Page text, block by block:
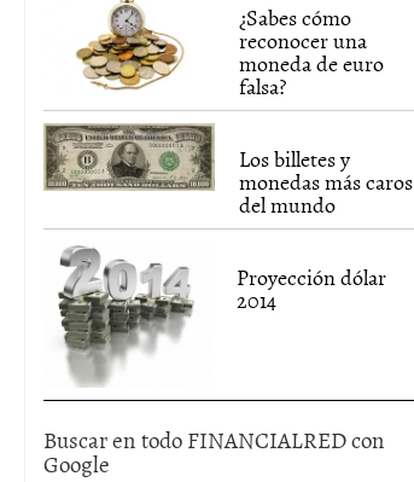
¿Sabes cómo
reconocer una
moneda de euro
falsa?
Los billetes y
monedas más caros
del mundo
Proyección dólar
2014
Buscar en todo FINANCIALRED con
Google